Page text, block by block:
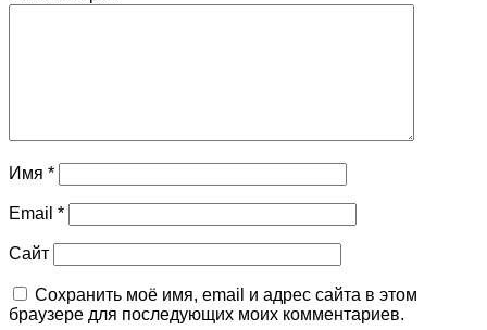
Имя *
Email *
Сайт
Сохранить моё имя, email и адрес сайта в этом
браузере для последующих моих комментариев.